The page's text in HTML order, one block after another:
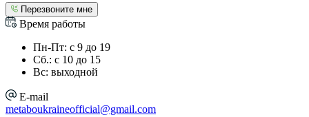
Перезвоните мне
Время работы
Пн-Пт: с 9 до 19
Сб.: с 10 до 15
Вс: выходной
E-mail
metaboukraineofficial@gmail.com